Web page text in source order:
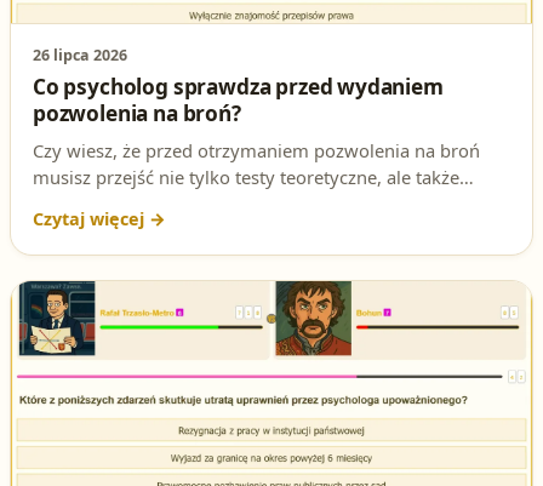
26 lipca 2026
Co psycholog sprawdza przed wydaniem
pozwolenia na broń?
Czy wiesz, że przed otrzymaniem pozwolenia na broń
musisz przejść nie tylko testy teoretyczne, ale także
jesteś gotów na odpowiedzialne posiadanie broni.
Zobacz, na co zwracają uwagę specjaliści!